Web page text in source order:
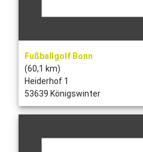
Fußballgolf Bonn
(60,1 km)
Heiderhof 1
53639 Königswinter